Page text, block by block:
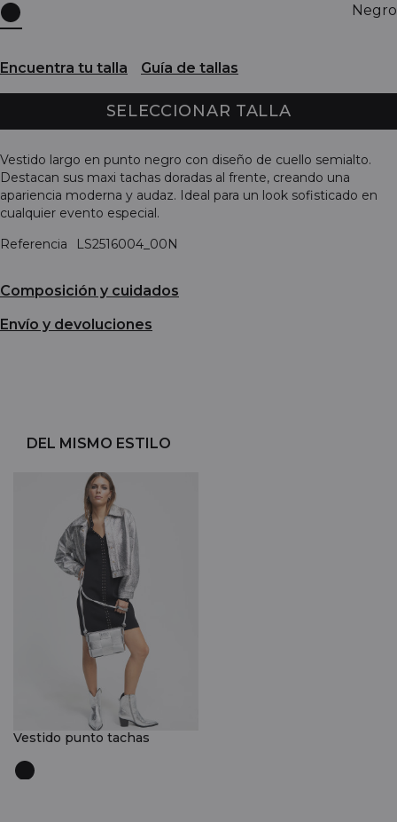
Negro
Encuentra tu talla Guía de tallas
SELECCIONAR TALLA
Vestido largo en punto negro con diseño de cuello semialto.
Destacan sus maxi tachas doradas al frente, creando una
apariencia moderna y audaz. Ideal para un look sofisticado en
cualquier evento especial.
Referencia
LS2516004_00N
Composición y cuidados
Envío y devoluciones
DEL MISMO ESTILO
Vestido punto tachas